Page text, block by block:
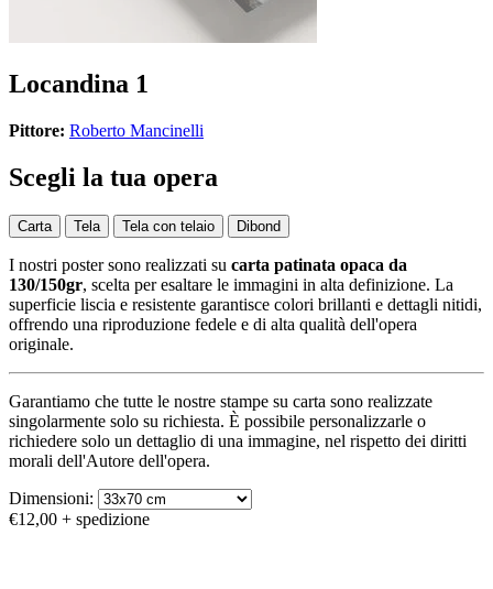
Locandina 1
Pittore: Roberto Mancinelli
Scegli la tua opera
Carta Tela Tela con telaio Dibond
I nostri poster sono realizzati su carta patinata opaca da
130/150gr, scelta per esaltare le immagini in alta definizione. La
superficie liscia e resistente garantisce colori brillanti e dettagli nitidi,
offrendo una riproduzione fedele e di alta qualità dell'opera
originale.
Garantiamo che tutte le nostre stampe su carta sono realizzate
singolarmente solo su richiesta. È possibile personalizzarle o
richiedere solo un dettaglio di una immagine, nel rispetto dei diritti
morali dell'Autore dell'opera.
Dimensioni:
€12,00 + spedizione